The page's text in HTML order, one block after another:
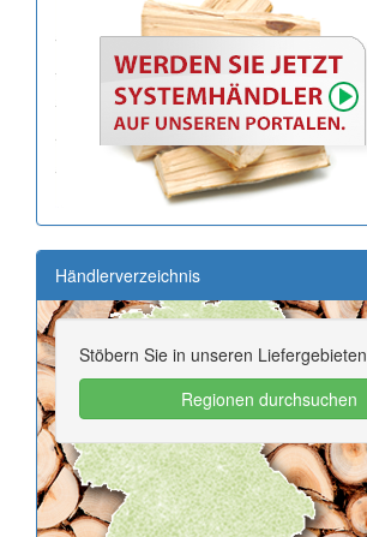
Händlerverzeichnis
Stöbern Sie in unseren Liefergebieten
Regionen durchsuchen